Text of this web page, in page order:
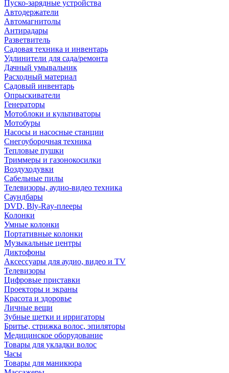
Пуско-зарядные устройства
Автодержатели
Автомагнитолы
Антирадары
Разветвитель
Садовая техника и инвентарь
Удлинители для сада/ремонта
Дачный умывальник
Расходный материал
Садовый инвентарь
Опрыскиватели
Генераторы
Мотоблоки и культиваторы
Мотобуры
Насосы и насосные станции
Снегоуборочная техника
Тепловые пушки
Триммеры и газонокосилки
Воздуходувки
Сабельные пилы
Телевизоры, аудио-видео техника
Саундбары
DVD, Bly-Ray-плееры
Колонки
Умные колонки
Портативные колонки
Музыкальные центры
Диктофоны
Аксессуары для аудио, видео и TV
Телевизоры
Цифровые приставки
Проекторы и экраны
Красота и здоровье
Личные вещи
Зубные щетки и ирригаторы
Бритье, стрижка волос, эпиляторы
Медицинское оборудование
Товары для укладки волос
Часы
Товары для маникюра